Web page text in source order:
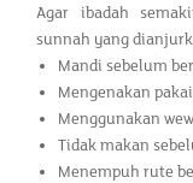
Agar ibadah
sunnah yang
Mandi sebelum
Mengenakan
Menggunakan
Tidak makan
Menempuh rute